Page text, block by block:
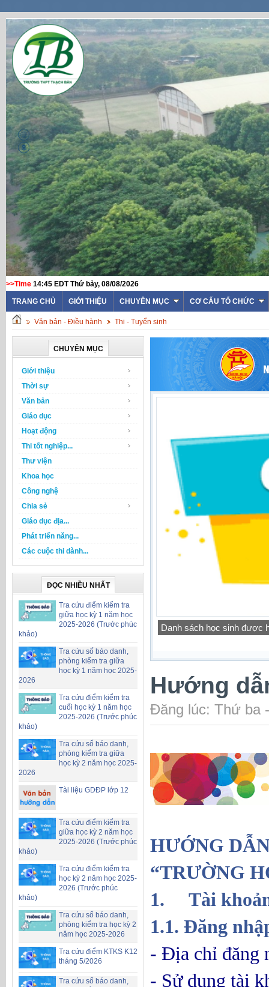
>>Time 14:45 EDT Thứ bảy, 08/08/2026
TRANG CHỦ GIỚI THIỆU CHUYÊN MỤC CƠ CẤU TỔ CHỨC
Văn bản - Điều hành Thi - Tuyển sinh
CHUYÊN MỤC
Giới thiệu
Thời sự
Văn bản
Giáo dục
Hoạt động
Thi tốt nghiệp...
Thư viện
Khoa học
Công nghệ
Chia sẻ
Giáo dục địa...
Phát triển năng...
Các cuộc thi dành...
ĐỌC NHIỀU NHẤT
Tra cứu điểm kiểm tra
giữa học kỳ 1 năm học
2025-2026 (Trước phúc
khảo)
Tra cứu số báo danh,
phòng kiểm tra giữa
học kỳ 1 năm học 2025-
2026
Tra cứu điểm kiểm tra
cuối học kỳ 1 năm học
2025-2026 (Trước phúc
khảo)
Tra cứu số báo danh,
phòng kiểm tra giữa
học kỳ 2 năm học 2025-
2026
Tài liệu GDĐP lớp 12
Tra cứu điểm kiểm tra
giữa học kỳ 2 năm học
2025-2026 (Trước phúc
khảo)
Tra cứu điểm kiểm tra
học kỳ 2 năm học 2025-
2026 (Trước phúc
khảo)
Tra cứu số báo danh,
phòng kiểm tra học kỳ 2
năm học 2025-2026
Tra cứu điểm KTKS K12
tháng 5/2026
Tra cứu số báo danh,
Công khai chỉ tiêu biên chế
Hướng
Đăng lúc: Thứ ba
HƯỚNG
“TRƯỜNG
1. Tài
1.1. Đăng
- Địa chỉ đăng
- Sử dụng tài